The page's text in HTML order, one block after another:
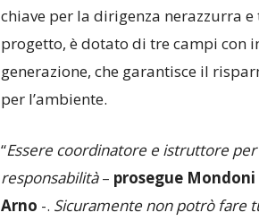
chiave per la dirigenza nerazzurra
progetto, è dotato di tre campi con
generazione, che garantisce il
per l’ambiente.
“Essere coordinatore e istruttore
responsabilità– prosegue
Arno -. Sicuramente non potrò fare